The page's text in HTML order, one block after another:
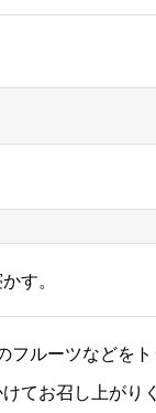
す。
ルーツなどをト
てお召し上がり